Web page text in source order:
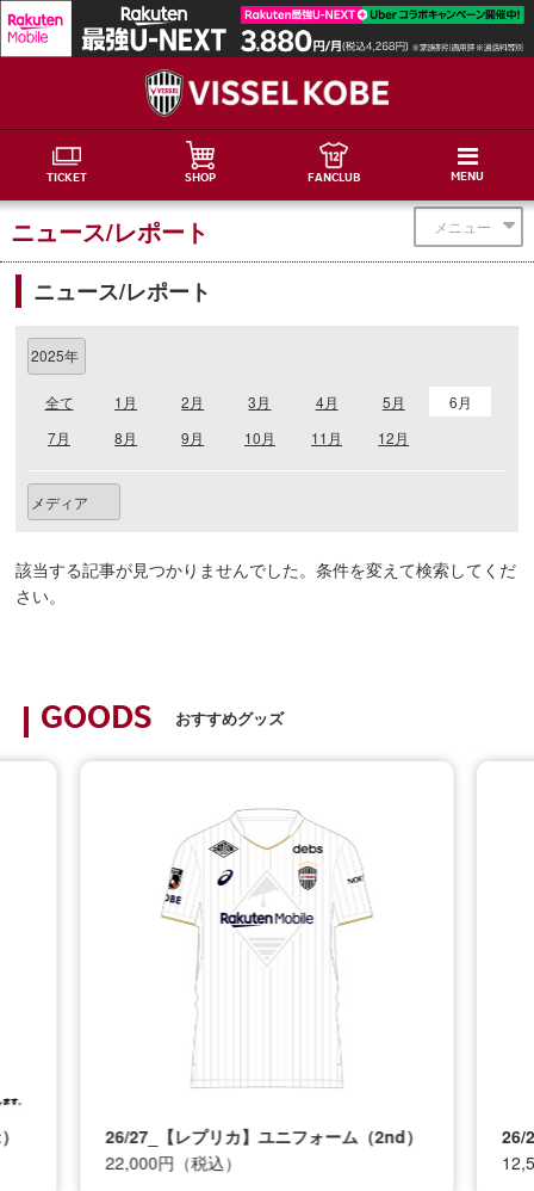
TICKET SHOP FANCLUB MENU
メニュー
ニュース/レポート
ニュース/レポート
全て 1月 2月 3月 4月 5月
6月
7月
8月 9月 10月 11月 12月
該当する記事が見つかりませんでした。条件を変えて検索してくだ
さい。
GOODS おすすめグッズ
26/27_【レプリカ】ユニフォーム（2nd）
22,000円（税込）
26/